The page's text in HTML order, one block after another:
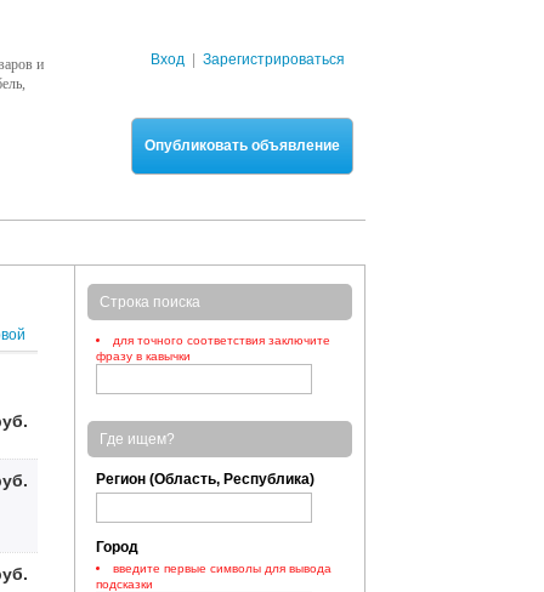
и
Вход Зарегистрироваться
Опубликовать объявление
Строка поиска
для точного соответствия заключите
фразу в кавычки
Где ищем?
Регион (Область, Республика)
Город
введите первые символы для вывода
подсказки